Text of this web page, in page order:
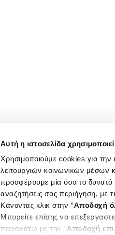
Αυτή η ιστοσελίδα
Χρησιμοποιούμε cookies για την
λειτουργιών κοινωνικών μέσων
προσφέρουμε μία όσο το δυνατό
αναζητήσεις σας περιήγηση, με
Κάνοντας κλικ στην ‘’Αποδοχή
Μπορείτε επίσης να
παρακάτω με την ‘’Αποδοχή